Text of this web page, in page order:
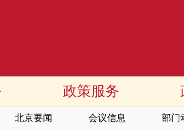
北京要闻 会议信息 部门
政策服务